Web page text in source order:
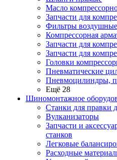
Масло
Запчасти для
Фильтры
Компрессорная
Запчасти для
Запчасти для
Головки
Пневматические
Пневмоцилиндры,
Ещё 28
Шиномонтажное
Станки для правки
Вулканизаторы
Запчасти и
станков
Легковые
Расходные